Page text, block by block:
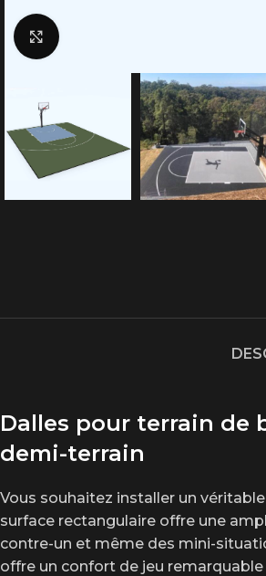
Dalles pour terrain de
demi-terrain
Vous souhaitez installer un
surface rectangulaire offre une
contre-un et même des mini-
offre un confort de jeu